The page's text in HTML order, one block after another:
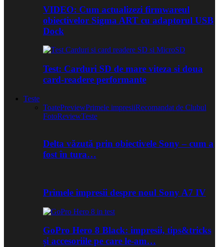
VIDEO: Cum actualizezi firmwareul
obiectivelor Sigma ART cu adaptorul USB
Dock
Test: Carduri SD de mare viteza si doua
card-readere performante
Teste
ToatePreviewPrimele impresiiRecomandat de Clubul
FotoReviewTeste
Delta văzută prin obiectivele Sony – cum a
fost în tura…
Primele impresii despre noul Sony A7 IV
GoPro Hero 8 Black: impresii, tips&tricks
și accesoriile pe care le-am…